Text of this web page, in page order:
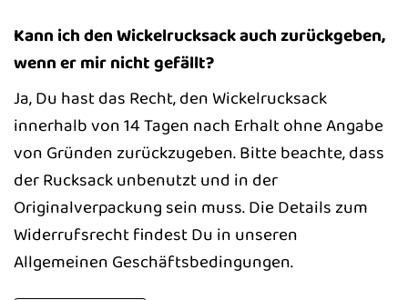
Kann ich den Wickelrucksack auch zurückgeben,
wenn er mir nicht gefällt?
Ja, Du hast das Recht, den Wickelrucksack
innerhalb von 14 Tagen nach Erhalt ohne Angabe
von Gründen zurückzugeben. Bitte beachte, dass
der Rucksack unbenutzt und in der
Originalverpackung sein muss. Die Details zum
Widerrufsrecht findest Du in unseren
Allgemeinen Geschäftsbedingungen.